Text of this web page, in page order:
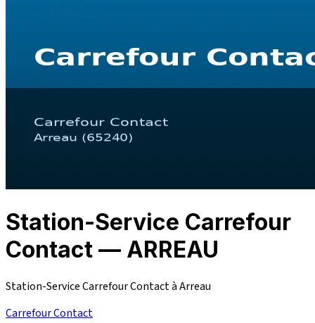
Station-Service Carrefour
Contact — ARREAU
Station-Service Carrefour Contact à Arreau
Carrefour Contact